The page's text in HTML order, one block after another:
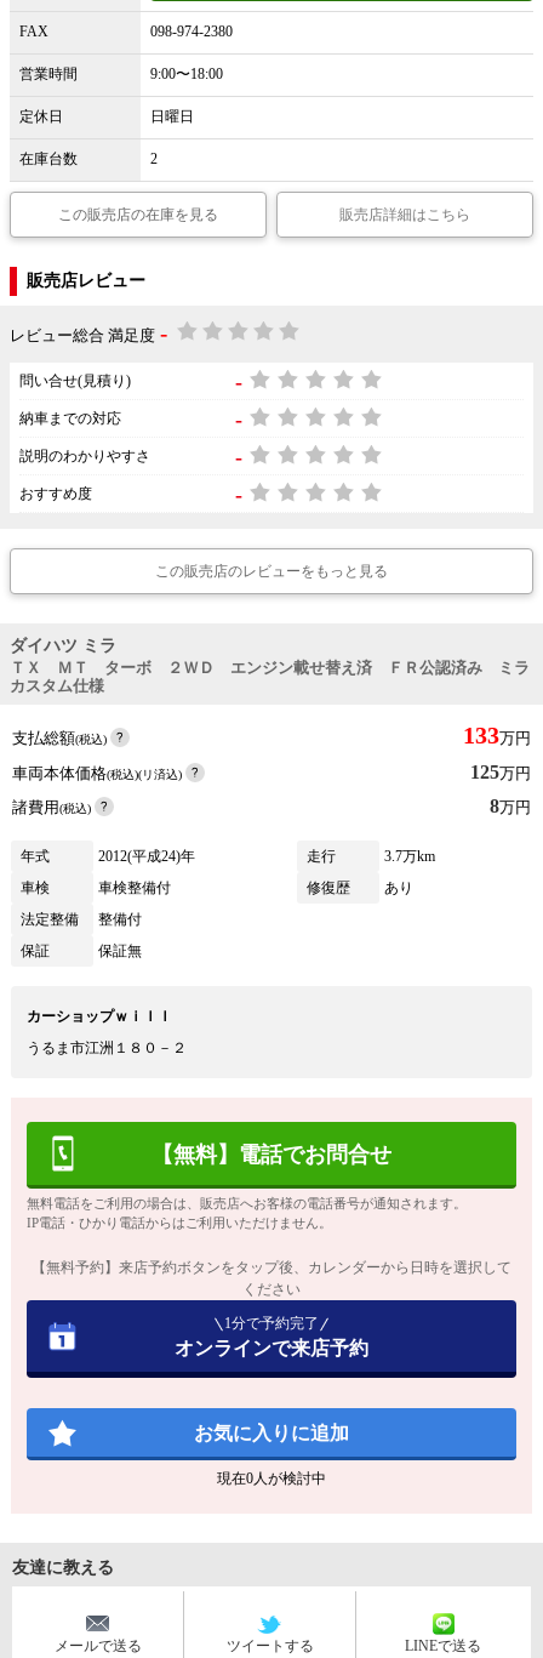
FAX 098-974-2380
営業時間 9:00〜18:00
定休日 日曜日
在庫台数 2
この販売店の在庫を見る 販売店詳細はこちら
販売店レビュー
レビュー総合 満足度 -
問い合せ(見積り) -
納車までの対応 -
説明のわかりやすさ -
おすすめ度 -
この販売店のレビューをもっと見る
ダイハツ ミラ
ＴＸ ＭＴ ターボ ２ＷＤ エンジン載せ替え済 ＦＲ公認済み ミラ
カスタム仕様
支払総額(税込) 133万円
車両本体価格(税込)(リ済込) 125万円
諸費用(税込) 8万円
年式 2012(平成24)年 走行
3.7万km
車検
車検整備付 修復歴
あり
法定整備
整備付
保証
保証無
カーショップｗｉｌｌ
うるま市江洲１８０－２
【無料】電話でお問合せ
無料電話をご利用の場合は、販売店へお客様の電話番号が通知されます。
IP電話・ひかり電話からはご利用いただけません。
【無料予約】来店予約ボタンをタップ後、カレンダーから日時を選択して
ください
1分で予約完了
オンラインで来店予約
お気に入りに追加
現在0人が検討中
友達に教える
メールで送る ツイートする LINEで送る